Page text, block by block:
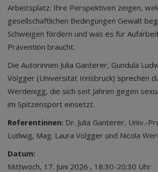
Arbeitsplatz. Ihre Perspektiven zeigen,
gesellschaftlichen Bedingungen Gewalt
Schweigen fördern und was es für
Prävention braucht.
Die Autorinnen Julia Ganterer, Gundula
Volgger (Universität Innsbruck) sprechen
Werdenigg, die sich seit Jahren gegen
im Spitzensport einsetzt.
Referentinnen: Dr. Julia Ganterer, Univ.-
Ludwig, Mag. Laura Volgger und Nicola
Datum:
Mittwoch, 17. Juni 2026 , 18:30-20:30 Uhr